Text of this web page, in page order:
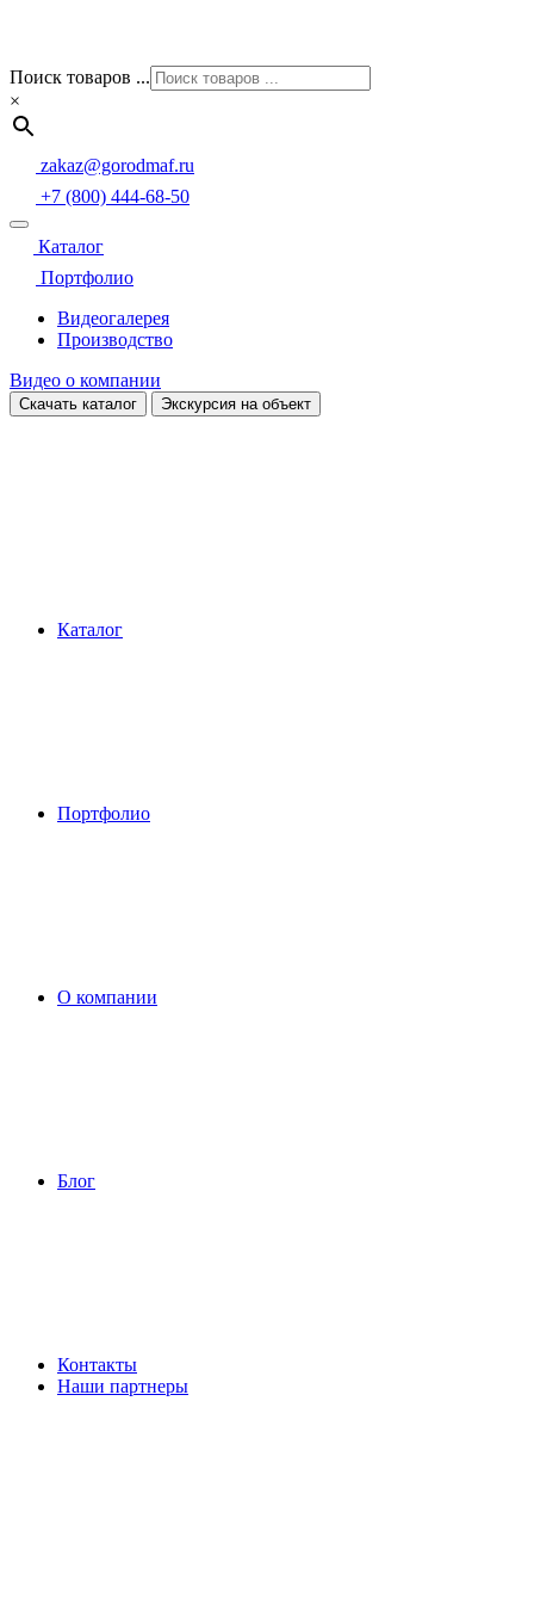
Поиск товаров ...
×
zakaz@gorodmaf.ru
+7 (800) 444-68-50
Каталог
Портфолио
Видеогалерея
Производство
Видео о компании
Скачать каталог Экскурсия на объект
Каталог
Портфолио
О компании
Блог
Контакты
Наши партнеры